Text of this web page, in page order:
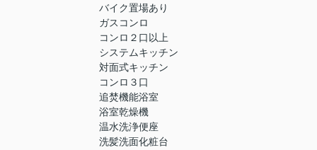
バイク置場あり
ガスコンロ
コンロ２口以上
システムキッチン
対面式キッチン
コンロ３口
追焚機能浴室
浴室乾燥機
温水洗浄便座
洗髪洗面化粧台